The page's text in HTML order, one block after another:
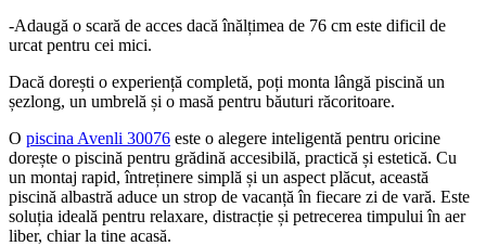
-Adaugă o scară de acces dacă înălțimea de 76 cm este dificil de
urcat pentru cei mici.
Dacă dorești o experiență completă, poți monta lângă piscină un
șezlong, un umbrelă și o masă pentru băuturi răcoritoare.
O piscina Avenli 30076 este o alegere inteligentă pentru oricine
dorește o piscină pentru grădină accesibilă, practică și estetică. Cu
un montaj rapid, întreținere simplă și un aspect plăcut, această
piscină albastră aduce un strop de vacanță în fiecare zi de vară. Este
soluția ideală pentru relaxare, distracție și petrecerea timpului în aer
liber, chiar la tine acasă.